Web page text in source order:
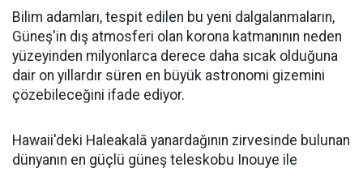
Bilim adamları, tespit edilen bu yeni dalgalanmaların,
Güneş'in dış atmosferi olan korona katmanının neden
yüzeyinden milyonlarca derece daha sıcak olduğuna
dair on yıllardır süren en büyük astronomi gizemini
çözebileceğini ifade ediyor.
Hawaii'deki Haleakalā yanardağının zirvesinde bulunan
dünyanın en güçlü güneş teleskobu Inouye ile